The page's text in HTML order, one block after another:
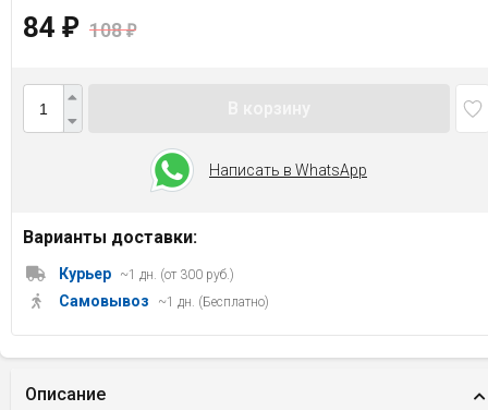
84 ₽ 108₽
Написать в WhatsApp
Варианты доставки:
Курьер ~1 дн. (от 300 руб.)
Самовывоз ~1 дн. (Бесплатно)
Описание